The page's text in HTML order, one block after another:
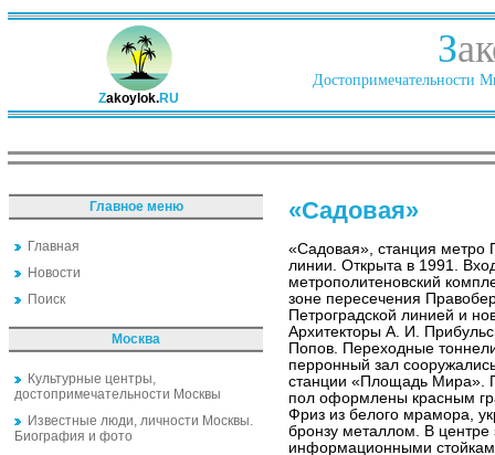
Zakoylok.RU
З
Достопримечательности
Главное меню
Главная
Новости
Поиск
Москва
Культурные центры,
достопримечательности Москвы
Известные люди, личности Москвы.
Биография и фото
«Садовая»
«Садовая», станция метро
линии. Открыта в 1991.
метрополитеновский
зоне пересечения
Петроградской линией и
Архитекторы А. И.
Попов. Переходные
перронный зал
станции «Площадь Мира».
пол оформлены красным
Фриз из белого мрамора,
бронзу металлом. В центре
информационными